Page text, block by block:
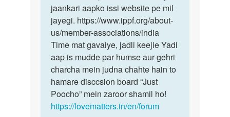
jaankari aapko issi website pe mil
jayegi. https://www.ippf.org/about-
us/member-associations/india
Time mat gavaiye, jadli keejie Yadi
aap is mudde par humse aur gehri
charcha mein judna chahte hain to
hamare disccsion board “Just
Poocho” mein zaroor shamil ho!
https://lovematters.in/en/forum